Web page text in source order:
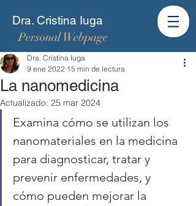
Dra. Cristina Iuga
Personal Webpage
La nanomedicina
Dra. Cristina Iuga
9 ene 2022 15 min de lectura
Actualizado: 25 mar 2024
Examina cómo se utilizan los
nanomateriales en la medicina
para diagnosticar, tratar y
prevenir enfermedades, y
cómo pueden mejorar la